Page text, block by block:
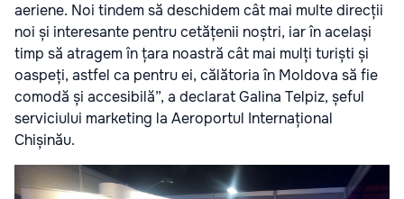
aeriene. Noi tindem să deschidem cât mai multe direcții
noi și interesante pentru cetățenii noștri, iar în același
timp să atragem în țara noastră cât mai mulți turiști și
oaspeți, astfel ca pentru ei, călătoria în Moldova să fie
comodă și accesibilă”, a declarat Galina Telpiz, șeful
serviciului marketing la Aeroportul Internațional
Chișinău.